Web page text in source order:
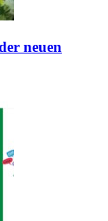
neuen